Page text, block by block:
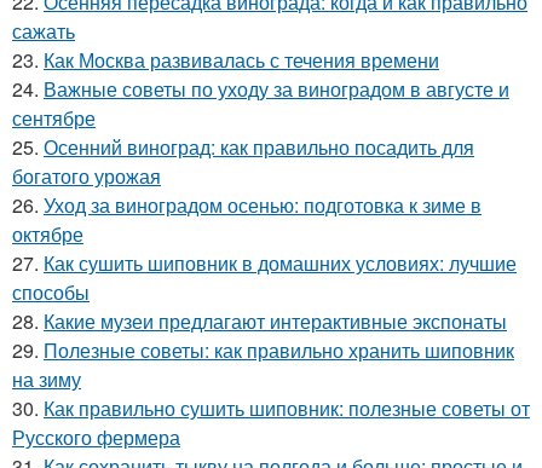
сажать
23. Как Москва развивалась с течения времени
24. Важные советы по уходу за виноградом в августе и
сентябре
25. Осенний виноград: как правильно посадить для
богатого урожая
26. Уход за виноградом осенью: подготовка к зиме в
октябре
27. Как сушить шиповник в домашних условиях: лучшие
способы
28. Какие музеи предлагают интерактивные экспонаты
29. Полезные советы: как правильно хранить шиповник
на зиму
30. Как правильно сушить шиповник: полезные советы от
Русского фермера